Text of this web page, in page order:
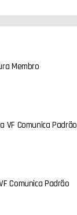
Membro
VF Comunica Padrão
Comunica Padrão